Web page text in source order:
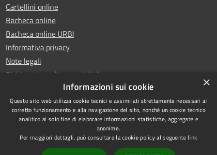
Cartellini online
Bacheca online
Bacheca online URBI
Informativa privacy
Note legali
Dichiarazione di accessibilità
RSS
Accessibilità
Copyright © 2025 Comune di
Ariano Irpino
Powered byMunicipium
×
Informazioni sui cookie
Questo sito web utilizza cookie tecnici e assimilati strettamente necessari al
corretto funzionamento e alla navigazione del sito, nonché un cookie tecnico
analitico al solo fine di elaborare informazioni statistiche, aggregate e
anonime.
Per maggiori dettagli, può consultare la cookie policy al seguente link